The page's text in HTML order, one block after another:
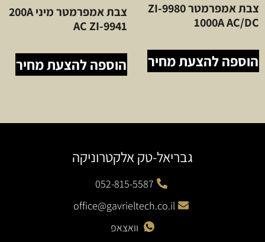
צבת אמפרמטר ZI-9980
1000A AC/DC
הוספה להצעת מחיר
צבת אמפרמטר מיני 200A
AC ZI-9941
הוספה להצעת מחיר
גבריאל-טק אלקטרוניקה
052-815-5587
office@gavrieltech.co.il
וואצאפ